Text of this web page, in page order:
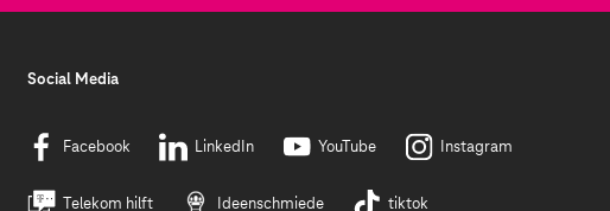
Social Media
Facebook LinkedIn YouTube Instagram
Telekom hilft Ideenschmiede tiktok